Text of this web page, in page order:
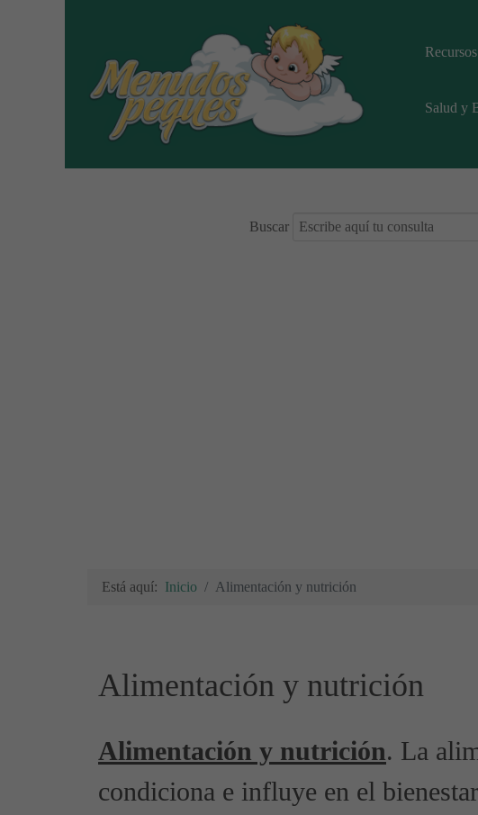
Salud y
Buscar
Está aquí: Inicio Alimentación y nutrición
Alimentación y nutrición
Alimentación y nutrición. La
condiciona e influye en el